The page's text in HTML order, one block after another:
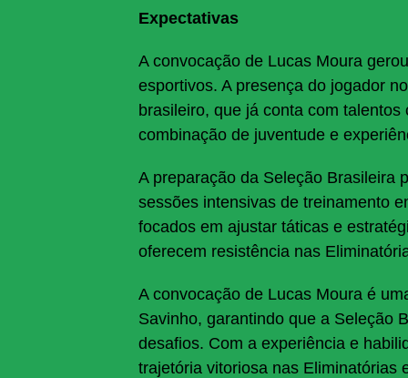
Expectativas
A convocação de Lucas Moura
esportivos. A presença do jogador
brasileiro, que já conta com
combinação de juventude e
A preparação da Seleção Brasileira
sessões intensivas de treinamento
focados em ajustar táticas e
oferecem resistência nas
A convocação de Lucas Moura é
Savinho, garantindo que a Seleção
desafios. Com a experiência e
trajetória vitoriosa nas Eliminatórias